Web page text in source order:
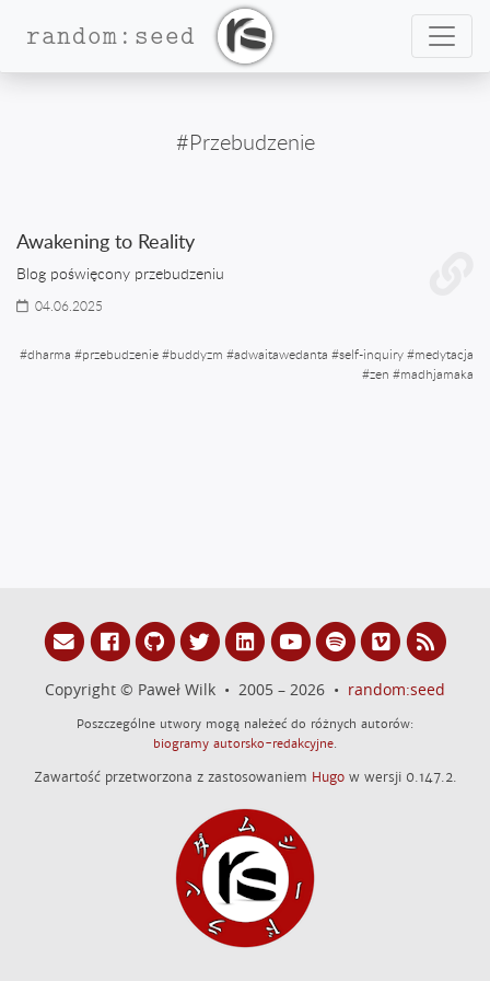
random:seed
#Przebudzenie
Awakening to Reality
Blog poświęcony przebudzeniu
04.06.2025
#dharma #przebudzenie#buddyzm #adwaitawedanta #self-inquiry#medytacja
#zen #madhjamaka
Copyright © Paweł Wilk • 2005 – 2026 • random:seed
Poszczególne utwory mogą należeć do różnych autorów:
biogramy autorsko-redakcyjne.
Zawartość przetworzona z zastosowaniem Hugow wersji 0.147.2.